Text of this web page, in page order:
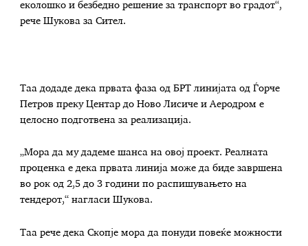
еколошко и безбедно решение за транспорт во градот“,
рече Шукова за Сител.
Таа додаде дека првата фаза од БРТ линијата од Ѓорче
Петров преку Центар до Ново Лисиче и Аеродром е
целосно подготвена за реализација.
„Мора да му дадеме шанса на овој проект. Реалната
проценка е дека првата линија може да биде завршена
во рок од 2,5 до 3 години по распишувањето на
тендерот,“ нагласи Шукова.
Таа рече дека Скопје мора да понуди повеќе можности